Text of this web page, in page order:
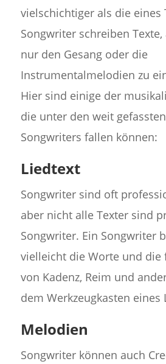
vielschichtiger als die eines
Songwriter schreiben
nur den Gesang oder die
Instrumentalmelodien zu
Hier sind einige der
die unter den weit
Songwriters fallen können:
Liedtext
Songwriter sind oft
aber nicht alle Texter sind
Songwriter. Ein Songwriter
vielleicht die Worte und die
von Kadenz, Reim und
dem Werkzeugkasten eines
Melodien
Songwriter können auch